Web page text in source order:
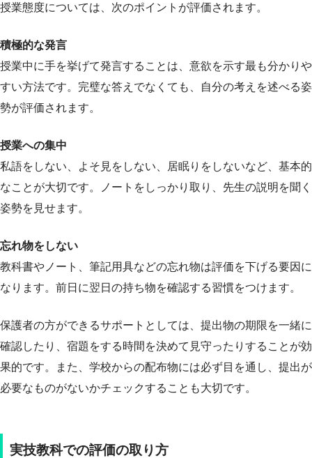
授業態度については、次のポイントが評価されます。
積極的な発言
授業中に手を挙げて発言することは、意欲を示す最も分かりや
すい方法です。完璧な答えでなくても、自分の考えを述べる姿
勢が評価されます。
授業への集中
私語をしない、よそ見をしない、居眠りをしないなど、基本的
なことが大切です。ノートをしっかり取り、先生の説明を聞く
姿勢を見せます。
忘れ物をしない
教科書やノート、筆記用具などの忘れ物は評価を下げる要因に
なります。前日に翌日の持ち物を確認する習慣をつけます。
保護者の方ができるサポートとしては、提出物の期限を一緒に
確認したり、宿題をする時間を決めて見守ったりすることが効
果的です。また、学校からの配布物には必ず目を通し、提出が
必要なものがないかチェックすることも大切です。
実技教科での評価の取り方